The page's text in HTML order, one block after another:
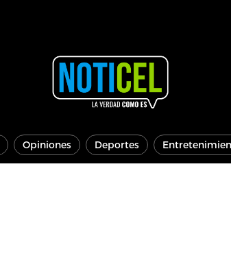
Opiniones Deportes